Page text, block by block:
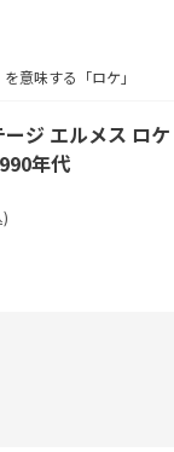
ージ エルメス ロ
年代
意味する「ロケ」